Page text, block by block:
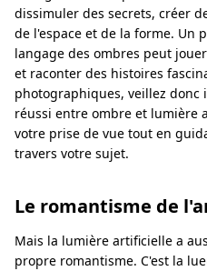
dissimuler des secrets, créer
de l'espace et de la forme. Un
langage des ombres peut
et raconter des histoires
photographiques, veillez donc
réussi entre ombre et lumière
votre prise de vue tout en
travers votre sujet.
Le romantisme de
Mais la lumière artificielle a
propre romantisme. C'est la